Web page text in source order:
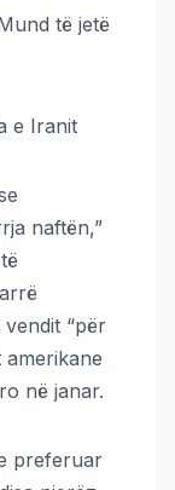
të jetë
e Iranit
naftën,”
“për
në janar.
preferuar